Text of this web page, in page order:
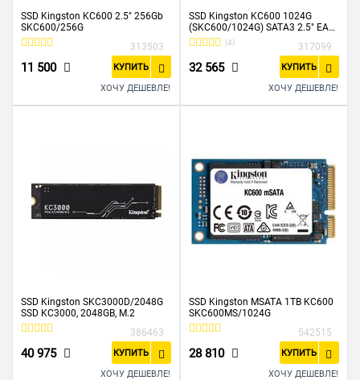
SSD Kingston KC600 2.5" 256Gb
SKC600/256G
313503
11 500 КУПИТЬ
ХОЧУ ДЕШЕВЛЕ!
SSD Kingston KC600 1024G
(SKC600/1024G) SATA3 2.5" EAN:
740617300116
(4) 317099
32 565 КУПИТЬ
ХОЧУ ДЕШЕВЛЕ!
SSD Kingston SKC3000D/2048G
SSD KC3000, 2048GB, M.2
386463
40 975 КУПИТЬ
ХОЧУ ДЕШЕВЛЕ!
SSD Kingston MSATA 1TB KC600
SKC600MS/1024G
542515
28 810 КУПИТЬ
ХОЧУ ДЕШЕВЛЕ!